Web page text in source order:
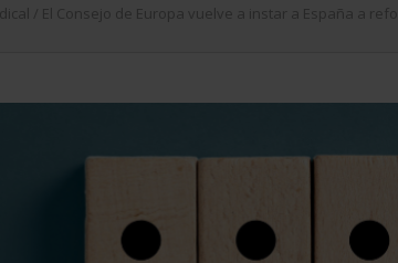
El Consejo de Europa vuelve a instar a España a